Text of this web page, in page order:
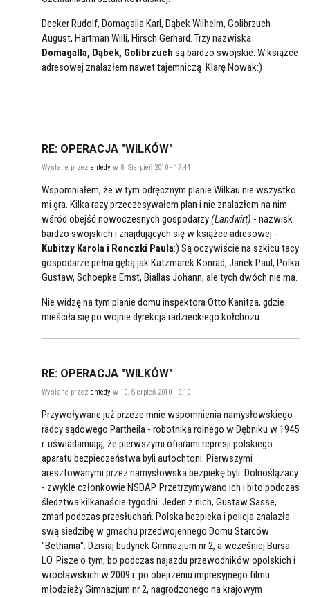
Decker Rudolf, Domagalla Karl, Dąbek Wilhelm, Golibrzuch
August, Hartman Willi, Hirsch Gerhard. Trzy nazwiska
Domagalla, Dąbek, Golibrzuch są bardzo swojskie. W książce
adresowej znalazłem nawet tajemniczą Klarę Nowak:)
RE: OPERACJA "WILKÓW"
Wysłane przez entedy w 8. Sierpień 2010 - 17:44
Wspomniałem, że w tym odręcznym planie Wilkau nie wszystko
mi gra. Kilka razy przeczesywałem plan i nie znalazłem na nim
wśród obejść nowoczesnych gospodarzy(Landwirt) - nazwisk
bardzo swojskich i znajdujących się w książce adresowej -
Kubitzy Karola i Ronczki Paula:) Są oczywiście na szkicu tacy
gospodarze pełna gębą jak Katzmarek Konrad, Janek Paul, Polka
Gustaw, Schoepke Ernst, Biallas Johann, ale tych dwóch nie ma.
Nie widzę na tym planie domu inspektora Otto Kanitza, gdzie
mieściła się po wojnie dyrekcja radzieckiego kołchozu.
RE: OPERACJA "WILKÓW"
Wysłane przez entedy w 10. Sierpień 2010 - 9:10
Przywoływane już przeze mnie wspomnienia namysłowskiego
radcy sądowego Partheila - robotnika rolnego w Dębniku w 1945
r. uświadamiają, że pierwszymi ofiarami represji polskiego
aparatu bezpieczeństwa byli autochtoni. Pierwszymi
aresztowanymi przez namysłowska bezpiekę byli Dolnoślązacy
- zwykle członkowie NSDAP. Przetrzymywano ich i bito podczas
śledztwa kilkanaście tygodni. Jeden z nich, Gustaw Sasse,
zmarl podczas przesłuchań. Polska bezpieka i policja znalazła
swą siedzibę w gmachu przedwojennego Domu Starców
"Bethania". Dzisiaj budynek Gimnazjum nr 2, a wcześniej Bursa
LO. Pisze o tym, bo podczas najazdu przewodników opolskich i
wrocławskich w 2009 r. po obejrzeniu impresyjnego filmu
młodzieży Gimnazjum nr 2, nagrodzonego na krajowym